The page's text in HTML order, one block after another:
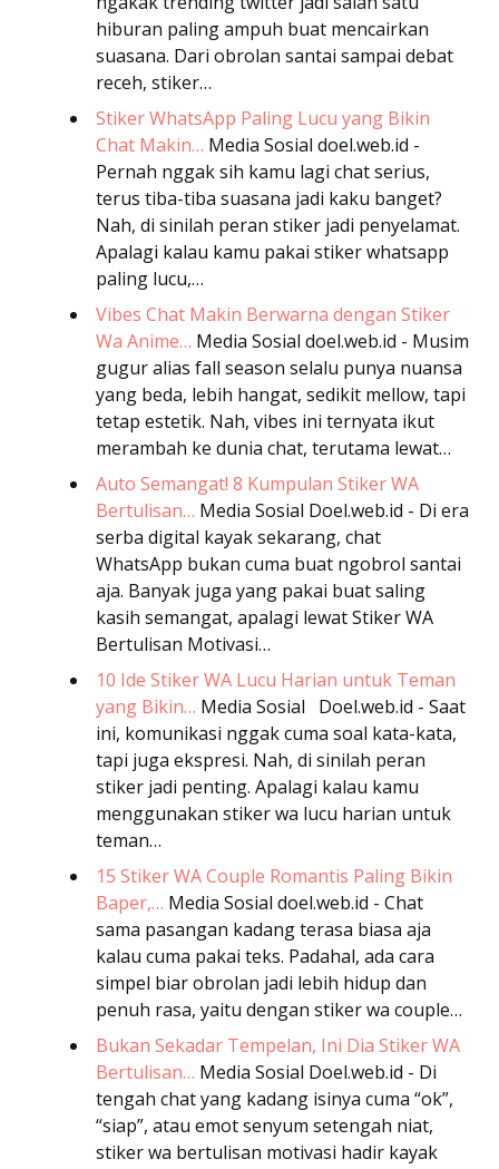
hiburan paling ampuh buat mencairkan
suasana. Dari obrolan santai sampai debat
receh, stiker…
Stiker WhatsApp Paling Lucu yang Bikin
Chat Makin… Media Sosial doel.web.id -
Pernah nggak sih kamu lagi chat serius,
terus tiba-tiba suasana jadi kaku banget?
Nah, di sinilah peran stiker jadi penyelamat.
Apalagi kalau kamu pakai stiker whatsapp
paling lucu,…
Vibes Chat Makin Berwarna dengan Stiker
Wa Anime… Media Sosial doel.web.id - Musim
gugur alias fall season selalu punya nuansa
yang beda, lebih hangat, sedikit mellow, tapi
tetap estetik. Nah, vibes ini ternyata ikut
merambah ke dunia chat, terutama lewat…
Auto Semangat! 8 Kumpulan Stiker WA
Bertulisan… Media Sosial Doel.web.id - Di era
serba digital kayak sekarang, chat
WhatsApp bukan cuma buat ngobrol santai
aja. Banyak juga yang pakai buat saling
kasih semangat, apalagi lewat Stiker WA
Bertulisan Motivasi…
10 Ide Stiker WA Lucu Harian untuk Teman
yang Bikin… Media Sosial
Doel.web.id - Saat
ini, komunikasi nggak cuma soal kata-kata,
tapi juga ekspresi. Nah, di sinilah peran
stiker jadi penting. Apalagi kalau kamu
menggunakan stiker wa lucu harian untuk
teman…
15 Stiker WA Couple Romantis Paling Bikin
Baper,… Media Sosial doel.web.id - Chat
sama pasangan kadang terasa biasa aja
kalau cuma pakai teks. Padahal, ada cara
simpel biar obrolan jadi lebih hidup dan
penuh rasa, yaitu dengan stiker wa couple…
Bukan Sekadar Tempelan, Ini Dia Stiker WA
Bertulisan… Media Sosial Doel.web.id - Di
tengah chat yang kadang isinya cuma “ok”,
“siap”, atau emot senyum setengah niat,
stiker wa bertulisan motivasi hadir kayak